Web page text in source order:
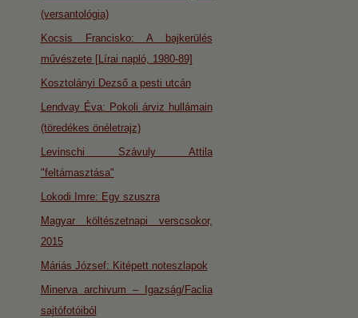
(versantológia)
Kocsis Francisko: A bajkerülés
művészete [Lírai napló, 1980-89]
Kosztolányi Dezső a pesti utcán
Lendvay Éva: Pokoli árviz hullámain
(töredékes önéletrajz)
Levinschi Szávuly Attila
"feltámasztása"
Lokodi Imre: Egy szuszra
Magyar költészetnapi verscsokor,
2015
Máriás József: Kitépett noteszlapok
Minerva archivum – Igazság/Faclia
sajtófotóiból